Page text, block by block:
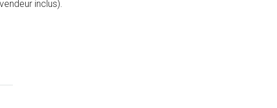
inclus).